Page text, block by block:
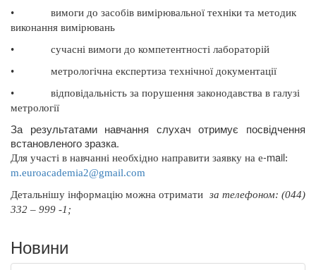
•
вимоги до засобів вимірювальної техніки та методик
виконання вимірювань
•
сучасні вимоги до компетентності лабораторій
•
метрологічна експертиза технічної документації
•
відповідальність за порушення законодавства в галузі
метрології
За результатами навчання слухач отримує посвідчення
встановленого зразка.
Для участі в навчанні необхідно направити заявку на e-mail:
m.euroacademia2@gmail.com
Детальнішу інформацію можна отримати за телефоном: (044)
332 – 999 -1;
Новини